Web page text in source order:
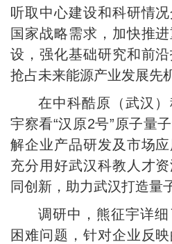
听取中心建设和科研情
国家战略需求，加快推
设，强化基础研究和前
抢占未来能源产业发展先
在中科酷原（武汉
宇察看“汉原2号”原子量
解企业产品研发及市场
充分用好武汉科教人才
同创新，助力武汉打造量
调研中，熊征宇详
困难问题，针对企业反